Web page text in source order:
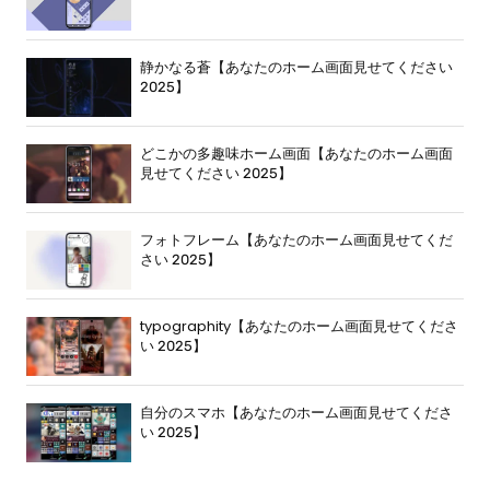
静かなる蒼【あなたのホーム画面見せてください
2025】
どこかの多趣味ホーム画面【あなたのホーム画面
見せてください 2025】
フォトフレーム【あなたのホーム画面見せてくだ
さい 2025】
typographity【あなたのホーム画面見せてくださ
い 2025】
自分のスマホ【あなたのホーム画面見せてくださ
い 2025】